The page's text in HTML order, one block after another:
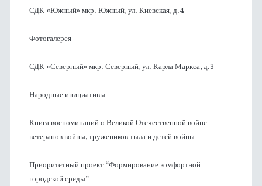
СДК «Южный» мкр. Южный, ул. Киевская, д.4
Фотогалерея
СДК «Северный» мкр. Северный, ул. Карла Маркса, д.3
Народные инициативы
Книга воспоминаний о Великой Отечественной войне
ветеранов войны, тружеников тыла и детей войны
Приоритетный проект “Формирование комфортной
городской среды”